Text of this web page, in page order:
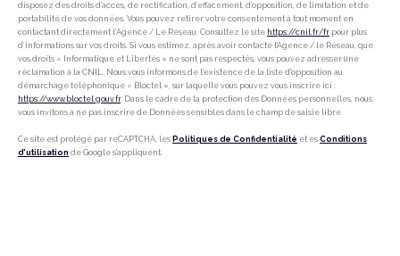
disposez des droits d’accès, de rectification, d’effacement, d’opposition, de limitation et de
portabilité de vos données. Vous pouvez retirer votre consentement à tout moment en
contactant directement l’Agence / Le Réseau. Consultez le site https://cnil.fr/fr pour plus
d’informations sur vos droits. Si vous estimez, après avoir contacté l'Agence / le Réseau, que
vos droits « Informatique et Libertés » ne sont pas respectés, vous pouvez adresser une
réclamation à la CNIL. Nous vous informons de l’existence de la liste d'opposition au
démarchage téléphonique « Bloctel », sur laquelle vous pouvez vous inscrire ici :
https://www.bloctel.gouv.fr. Dans le cadre de la protection des Données personnelles, nous
vous invitons à ne pas inscrire de Données sensibles dans le champ de saisie libre.
Ce site est protégé par reCAPTCHA, les Politiques de Confidentialité et es Conditions
d'utilisation de Google s'appliquent.